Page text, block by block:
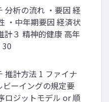
分析の流れ ・要因 経
・中年期要因 経済状
計３ 精神的健康 高年
30
推計方法 1 ファイナ
ビーイングの規定要
ロジットモデル or 順